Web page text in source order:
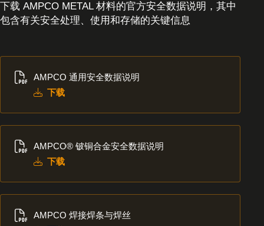
下载 AMPCO METAL 材料的官方安全数据说明，其中
包含有关安全处理、使用和存储的关键信息
AMPCO 通用安全数据说明
下载
AMPCO® 铍铜合金安全数据说明
下载
AMPCO 焊接焊条与焊丝